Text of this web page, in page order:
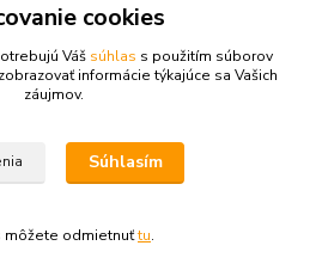
cookies
Váš súhlas s použitím súborov
informácie týkajúce sa Vašich
záujmov.
Súhlasím
môžete odmietnuťtu.